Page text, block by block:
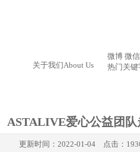
关于我们About Us
微博 微信
热门关键
ASTALIVE爱心公益团队
更新时间： 2022-01-04点击：